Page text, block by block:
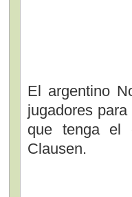
El argentino
jugadores
que tenga el
Clausen.